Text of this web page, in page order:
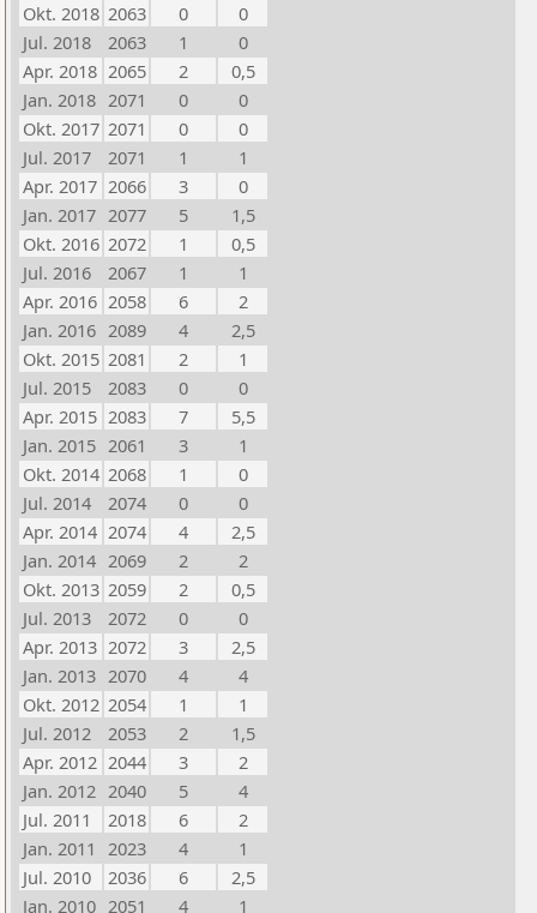
Okt. 2018 2063 0
0
Jul. 2018
2063 1
0
Apr. 2018 2065 2
0,5
Jan. 2018 2071 0
0
Okt. 2017 2071 0
0
Jul. 2017
2071 1
1
Apr. 2017 2066 3
0
Jan. 2017 2077 5
1,5
Okt. 2016 2072 1
0,5
Jul. 2016
2067 1
1
Apr. 2016 2058 6
2
Jan. 2016 2089 4
2,5
Okt. 2015 2081 2
1
Jul. 2015
2083 0
0
Apr. 2015 2083 7
5,5
Jan. 2015 2061 3
1
Okt. 2014 2068 1
0
Jul. 2014
2074 0
0
Apr. 2014 2074 4
2,5
Jan. 2014 2069 2
2
Okt. 2013 2059 2
0,5
Jul. 2013
2072 0
0
Apr. 2013 2072 3
2,5
Jan. 2013 2070 4
4
Okt. 2012 2054 1
1
Jul. 2012
2053 2
1,5
Apr. 2012 2044 3
2
Jan. 2012 2040 5
4
Jul. 2011
2018 6
2
Jan. 2011 2023 4
1
Jul. 2010
2036 6
2,5
Jan. 2010 2051 4
1